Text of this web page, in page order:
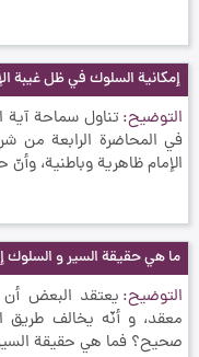
إمكانية السلوك في ظل غيبة
التوضيح تناول سماحة
في المحاضرة الرابعة من
الإمام ظاهرية وباطنية،
ما هي حقيقة السير و السلوك
التوضيح يعتقد البعض
معقد، و أنّه يخالف طريق
صحيح؟ فما هي حقيقة